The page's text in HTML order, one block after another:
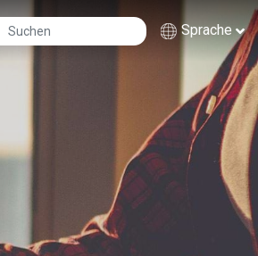
Sprache